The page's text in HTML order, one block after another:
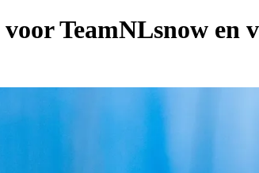
TeamNLsnow